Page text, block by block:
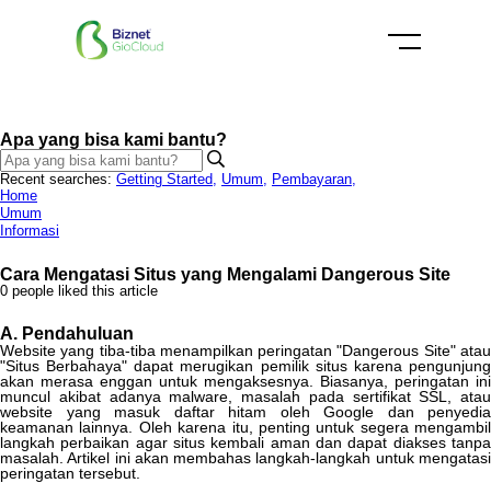
Apa yang bisa kami bantu?
Recent searches: Getting Started, Umum, Pembayaran,
Home
Umum
Informasi
Cara Mengatasi Situs yang Mengalami Dangerous Site
0 people liked this article
A. Pendahuluan
Website yang tiba-tiba menampilkan peringatan "Dangerous Site" atau
"Situs Berbahaya" dapat merugikan pemilik situs karena pengunjung
akan merasa enggan untuk mengaksesnya Biasanya peringatan ini
muncul akibat adanya malware masalah pada sertifikat SSL
atau
website
yang masuk daftar hitam oleh Google dan
penyedia
keamanan lainnya Oleh karena itu penting untuk segera mengambil
langkah perbaikan agar situs kembali aman dan dapat diakses tanpa
masalah Artikel ini akan membahas langkah-langkah untuk mengatasi
peringatan tersebut